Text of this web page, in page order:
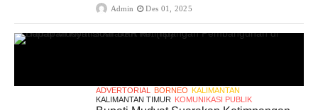
Admin Des 01, 2025
ADVERTORIAL BORNEO KALIMANTAN
KALIMANTAN TIMUR KOMUNIKASI PUBLIK